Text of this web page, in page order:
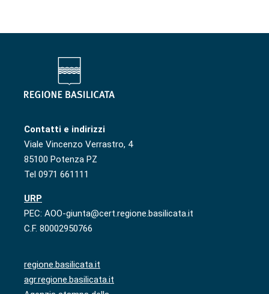
Contatti e indirizzi
Viale Vincenzo Verrastro, 4
85100 Potenza PZ
Tel 0971 661111
URP
PEC: AOO-giunta@cert.regione.basilicata.it
C.F. 80002950766
regione.basilicata.it
agr.regione.basilicata.it